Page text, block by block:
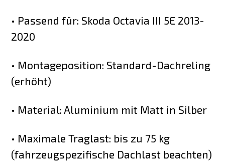
• Passend für: Skoda Octavia III 5E 2013-
2020
• Montageposition: Standard-Dachreling
(erhöht)
• Material: Aluminium mit Matt in Silber
• Maximale Traglast: bis zu 75 kg
(fahrzeugspezifische Dachlast beachten)